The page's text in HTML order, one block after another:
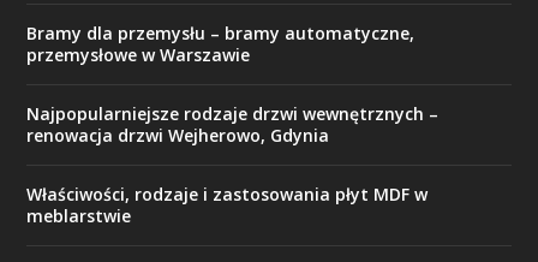
Bramy dla przemysłu – bramy automatyczne,
przemysłowe w Warszawie
Najpopularniejsze rodzaje drzwi wewnętrznych –
renowacja drzwi Wejherowo, Gdynia
Właściwości, rodzaje i zastosowania płyt MDF w
meblarstwie